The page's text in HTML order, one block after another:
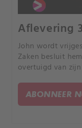
Aflevering
John wordt
Zaken besluit
overtuigd van
ABONNEER